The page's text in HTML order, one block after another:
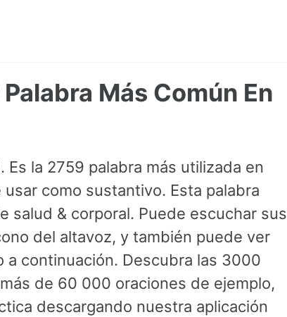
Más Común En
Es la 2759 palabra más utilizada en
como sustantivo. Esta palabra
salud & corporal. Puede escuchar sus
del altavoz, y también puede ver
continuación. Descubra las 3000
de 60 000 oraciones de ejemplo,
descargando nuestra aplicación